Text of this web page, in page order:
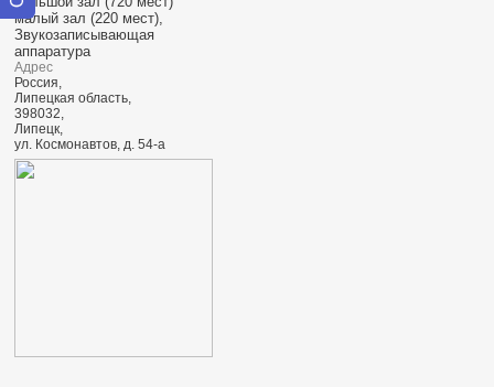
малый зал (220 мест),
Звукозаписывающая
аппаратура
Адрес
Россия,
Липецкая область,
398032,
Липецк,
ул. Космонавтов, д. 54-а
Отправить
сообщение
модератору